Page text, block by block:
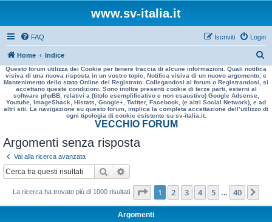
www.sv-italia.it
FAQ Login
Iscriviti
Home Indice
e
r
a
Questo forum utilizza dei Cookie per tenere traccia di alcune informazioni. Quali notifica
visiva di una nuova risposta in un vostro topic, Notifica visiva di un nuovo argomento, e
Mantenimento dello stato Online del Registrato. Collegandosi al forum o Registrandosi, si
accettano queste condizioni. Sono inoltre presenti cookie di terze parti, esterni al
software phpBB, relativi a (titolo esemplificativo e non esaustivo) Google Adsense,
Youtube, ImageShack, Histats, Google+, Twitter, Facebook, (e altri Social Network), e ad
altri siti. La navigazione su questo forum, implica la completa accettazione dell’utilizzo di
ogni tipologia di cookie esistente su sv-italia.it.
VECCHIO FORUM
Argomenti senza risposta
Vai alla ricerca avanzata
Cerca
La ricerca ha trovato più di 1000 risultati Pagina di 40
1 2 3 4 5 40
Argomenti